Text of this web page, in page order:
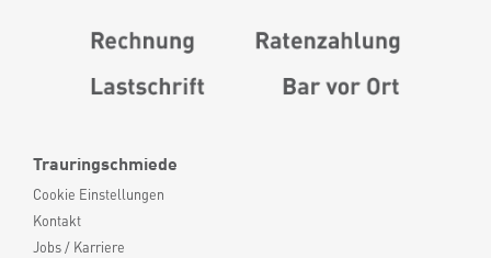
Trauringschmiede
Cookie Einstellungen
Kontakt
Jobs / Karriere